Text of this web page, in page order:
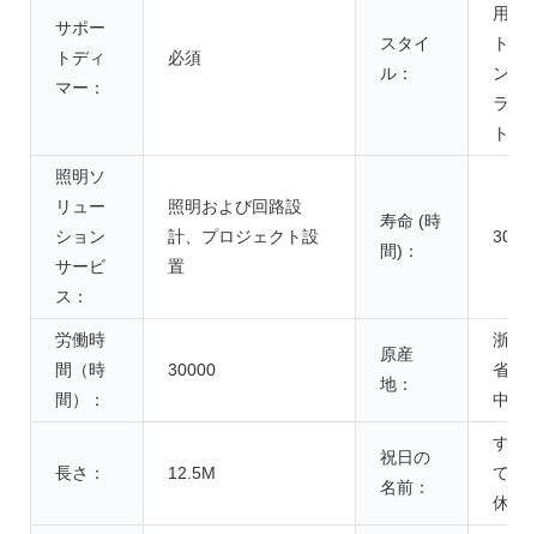
サポー
トディ
マー：
必須
スタイ
ル：
用ス
トリ
ング
ライ
ト
照明ソ
リュー
ション
サービ
ス：
照明および回路設
計、プロジェクト設
置
寿命 (時
間)：
労働時
間（時
間）：
30000
原産
地：
浙江
省、
中国
長さ： 12.5M
祝日の
名前：
すべ
ての
休日